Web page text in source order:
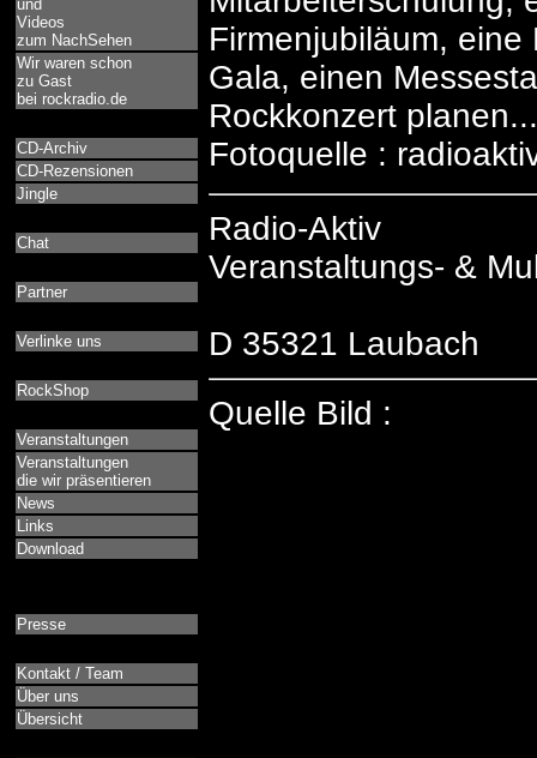
und
Videos
zum NachSehen
Wir waren schon
zu Gast
bei rockradio.de
CD-Archiv
CD-Rezensionen
Jingle
Chat
Partner
Verlinke uns
RockShop
Veranstaltungen
Veranstaltungen
die wir präsentieren
News
Links
Download
Presse
Kontakt / Team
Über uns
Übersicht
Firmenjubiläum,
Gala, einen
Rockkonzert planen...
Fotoquelle :
Radio-Aktiv
Veranstaltungs- &
D 35321 Laubach
Quelle Bild :